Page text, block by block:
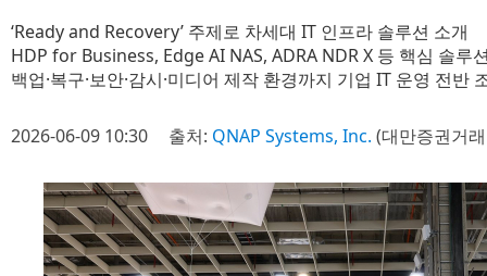
‘Ready and Recovery’ 주제로 차세대 IT 인프라 솔루션 소개
HDP for Business, Edge AI NAS, ADRA NDR X 등 핵심 솔루
백업·복구·보안·감시·미디어 제작 환경까지 기업 IT 운영 전반
2026-06-09 10:30 출처: QNAP Systems, Inc. (대만증권거